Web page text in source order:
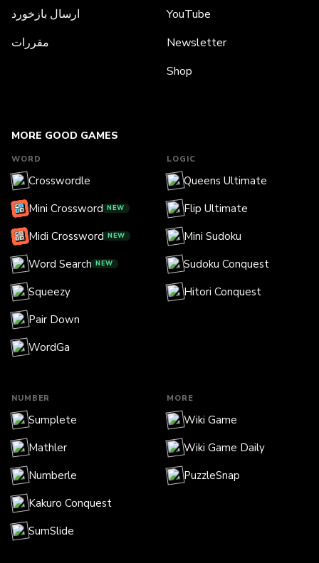
MORE GOOD GAMES
WORD
Crosswordle
Mini Crossword NEW
Midi Crossword NEW
Word Search NEW
Squeezy
Pair Down
WordGa
LOGIC
Queens Ultimate
Flip Ultimate
Mini Sudoku
Sudoku Conquest
Hitori Conquest
NUMBER
Sumplete
Mathler
Numberle
Kakuro Conquest
SumSlide
MORE
Wiki Game
Wiki Game Daily
PuzzleSnap
ارسال بازخورد
مقررات
YouTube
Newsletter
Shop